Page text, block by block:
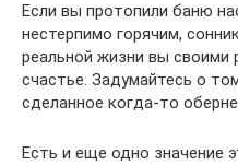
Если вы протопили баню
нестерпимо горячим,
реальной жизни вы своими
счастье. Задумайтесь о
сделанное когда-то
Есть и еще одно значение